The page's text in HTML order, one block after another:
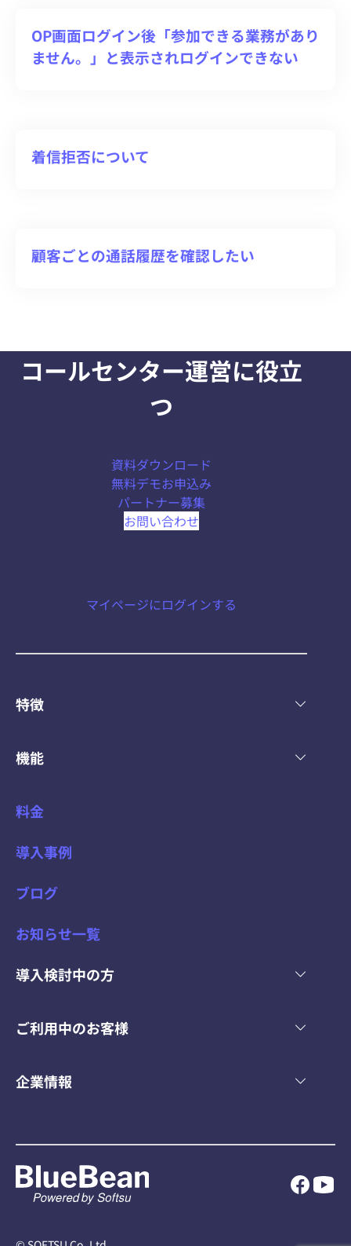
OP画面ログイン後「参加できる業務があり
ません。」と表示されログインできない
着信拒否について
顧客ごとの通話履歴を確認したい
コールセンター運営に役立
つ
資料ダウンロード
無料デモお申込み
パートナー募集
お問い合わせ
マイページにログインする
特徴
機能
料金
導入事例
ブログ
お知らせ一覧
導入検討中の方
ご利用中のお客様
企業情報